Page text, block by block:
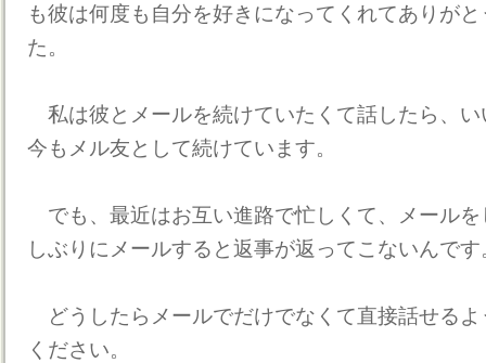
も彼は何度も自分を好きになってくれてありが
た。
私は彼とメールを続けていたくて話したら、
今もメル友として続けています。
でも、最近はお互い進路で忙しくて、メール
しぶりにメールすると返事が返ってこないんです
どうしたらメールでだけでなくて直接話せる
ください。